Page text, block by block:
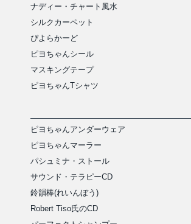
ナディー・チャート風水
シルクカーペット
ぴよらかーど
ピヨちゃんシール
マスキングテープ
ピヨちゃんTシャツ
ピヨちゃんアンダーウェア
ピヨちゃんマーラー
パシュミナ・ストール
サウンド・テラピーCD
鈴韻棒(れいんぼう)
Robert Tiso氏のCD